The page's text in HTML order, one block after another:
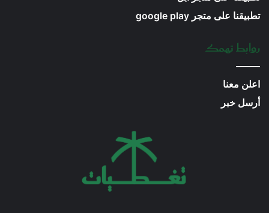
تطبيقنا على متجر google play
روابط تهمك
اعلن معنا
أرسل خبر